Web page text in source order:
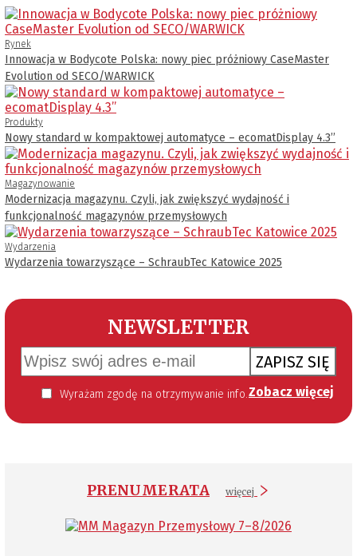
Rynek
Innowacja w Bodycote Polska: nowy piec próżniowy CaseMaster
Evolution od SECO/WARWICK
Produkty
Nowy standard w kompaktowej automatyce – ecomatDisplay 4.3’’
Magazynowanie
Modernizacja magazynu. Czyli, jak zwiększyć wydajność i
funkcjonalność magazynów przemysłowych
Wydarzenia
Wydarzenia towarzyszące – SchraubTec Katowice 2025
NEWSLETTER
ZAPISZ SIĘ
Wyrażam zgodę na otrzymywanie informacji handlowej kierowanej do mnie za pomocą środków komunikacji elektronicznej w szczególności poczty elektronicznej zgodnie z przepisem art. 10 ust 2 ustawy z dnia 18 lipca 2002 roku o świadczeniu usług drogą elektroniczną (Dz. U. 144 z 2002 r. poz. 1204). Zgoda jest dobrowolna, jednak jej wyrażenie jest konieczne, aby otrzymywać newsletter. Zobacz więcej
PRENUMERATA więcej